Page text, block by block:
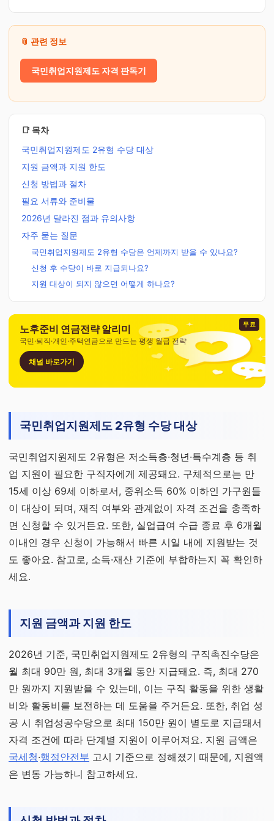
📎 관련 정보
국민취업지원제도 자격 판독기
📑 목차
국민취업지원제도 2유형 수당 대상
지원 금액과 지원 한도
신청 방법과 절차
필요 서류와 준비물
2026년 달라진 점과 유의사항
자주 묻는 질문
국민취업지원제도 2유형 수당은 언제까지 받을 수 있나요?
신청 후 수당이 바로 지급되나요?
지원 대상이 되지 않으면 어떻게 하나요?
무료
노후준비 연금전략 알리미
국민·퇴직·개인·주택연금으로 만드는 평생 월급 전략
채널 바로가기
국민취업지원제도 2유형 수당 대상
국민취업지원제도 2유형은 저소득층·청년·특수계층 등 취
업 지원이 필요한 구직자에게 제공돼요. 구체적으로는 만
15세 이상 69세 이하로서, 중위소득 60% 이하인 가구원들
이 대상이 되며, 재직 여부와 관계없이 자격 조건을 충족하
면 신청할 수 있거든요. 또한, 실업급여 수급 종료 후 6개월
이내인 경우 신청이 가능해서 빠른 시일 내에 지원받는 것
도 좋아요. 참고로, 소득·재산 기준에 부합하는지 꼭 확인하
세요.
지원 금액과 지원 한도
2026년 기준, 국민취업지원제도 2유형의 구직촉진수당은
월 최대 90만 원, 최대 3개월 동안 지급돼요. 즉, 최대 270
만 원까지 지원받을 수 있는데, 이는 구직 활동을 위한 생활
비와 활동비를 보전하는 데 도움을 주거든요. 또한, 취업 성
공 시 취업성공수당으로 최대 150만 원이 별도로 지급돼서
자격 조건에 따라 단계별 지원이 이루어져요. 지원 금액은
국세청·행정안전부 고시 기준으로 정해졌기 때문에, 지원액
은 변동 가능하니 참고하세요.